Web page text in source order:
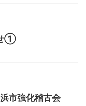
①
市強化稽古会